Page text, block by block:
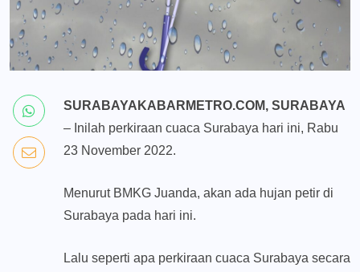
SURABAYAKABARMETRO.COM, SURABAYA
– Inilah perkiraan cuaca Surabaya hari ini, Rabu
23 November 2022.
Menurut BMKG Juanda, akan ada hujan petir di
Surabaya pada hari ini.
Lalu seperti apa perkiraan cuaca Surabaya secara